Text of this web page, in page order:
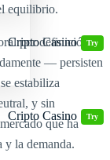
Cripto Casino Try
Cripto Casino Try
equilibrio.
por definición.
— persisten
estabiliza
y sin
que ha
y la demanda.